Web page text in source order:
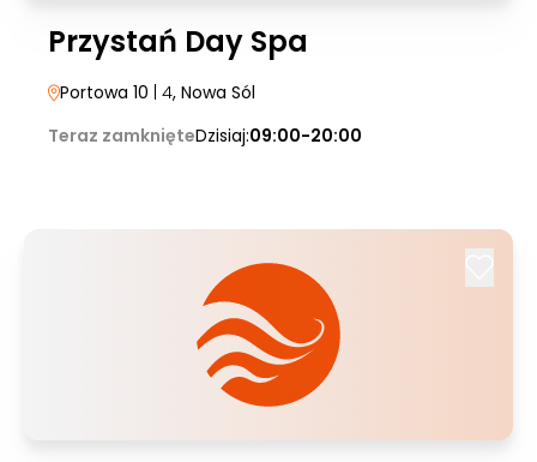
Przystań Day Spa
Portowa 10 | 4, Nowa Sól
Teraz zamknięteDzisiaj:09:00-20:00